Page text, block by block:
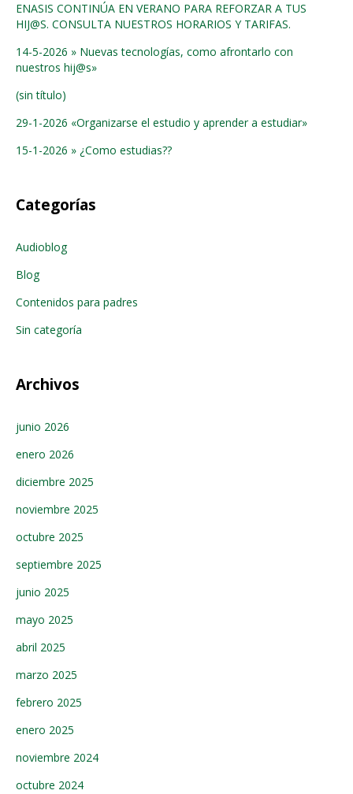
ENASIS CONTINÚA EN VERANO PARA REFORZAR A TUS
HIJ@S. CONSULTA NUESTROS HORARIOS Y TARIFAS.
14-5-2026 » Nuevas tecnologías, como afrontarlo con
nuestros hij@s»
(sin título)
29-1-2026 «Organizarse el estudio y aprender a estudiar»
15-1-2026 » ¿Como estudias??
Categorías
Audioblog
Blog
Contenidos para padres
Sin categoría
Archivos
junio 2026
enero 2026
diciembre 2025
noviembre 2025
octubre 2025
septiembre 2025
junio 2025
mayo 2025
abril 2025
marzo 2025
febrero 2025
enero 2025
noviembre 2024
octubre 2024